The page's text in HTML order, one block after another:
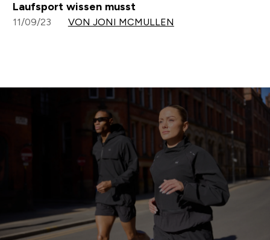
Laufsport wissen musst
11/09/23 VON JONI MCMULLEN